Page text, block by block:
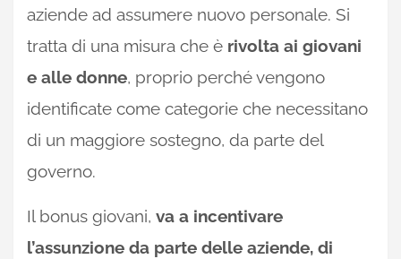
aziende ad assumere nuovo personale. Si
tratta di una misura che è rivolta ai giovani
e alle donne, proprio perché vengono
identificate come categorie che necessitano
di un maggiore sostegno, da parte del
governo.
Il bonus giovani, va a incentivare
l’assunzione da parte delle aziende, di